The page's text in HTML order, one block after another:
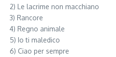
2) Le lacrime non macchiano
3) Rancore
4) Regno animale
5) Io ti maledico
6) Ciao per sempre